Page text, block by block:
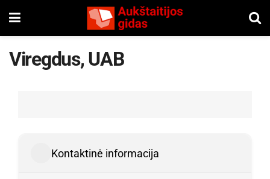
Viregdus, UAB
Kontaktinė informacija